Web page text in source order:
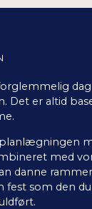
Det er altid
med
danne
fest som den